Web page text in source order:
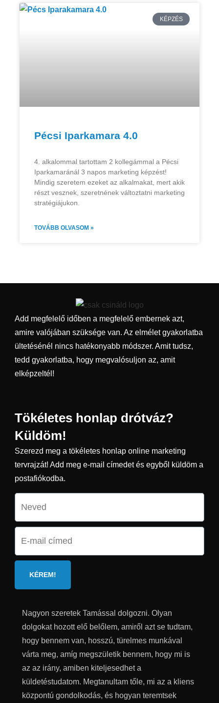
KÉPZÉS
Pécsi Iparkamara 4.0
4. alkalommal tartottam 2 kollegámmal a Pécsi
Iparkamaránál 3 napos marketing képzést!
Mindig szeretem ezeket az alkalmakat, mert akik
részt vesznek, szeretnének változtatni marketing
stratégiájukon.
TOVÁBB OLVASOM »
Add megfelelő időben a megfelelő embernek azt,
amire valójában szüksége van. Az elmélet gyakorlatba
ültetésénél nincs hatékonyabb módszer. Amit tudsz,
tedd gyakorlatba, hogy megvalósuljon az, amit
elképzeltél!
Tökéletes honlap drótváz?
Küldöm!
Szerezd meg a tökéletes honlap online marketing
tervrajzát! Add meg e-mail címedet és egyből küldöm a
postafiókodba.
KÉREM!
Nagyon szeretek Tamással dolgozni. Olyan
dolgokat hozott elő belőlem, amiről azt se tudtam,
hogy bennem van, hosszú, türelmes munkával
várta meg, amíg megszületik bennem, hogy mi is
az az irány, amiben kiteljesedhet a
küldetéstudatom. Megtanultam tőle, mi az a kliens
központú gondolkodás, és hogyan teremtsek